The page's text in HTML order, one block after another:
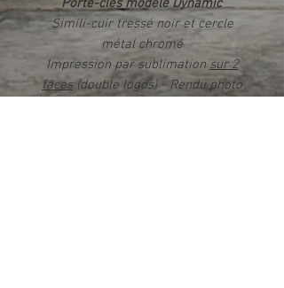
Porte-clés modèle Dynamic
Simili-cuir tressé noir et cercle
métal chromé
Impression par sublimation sur 2
faces(double logos) - Rendu photo